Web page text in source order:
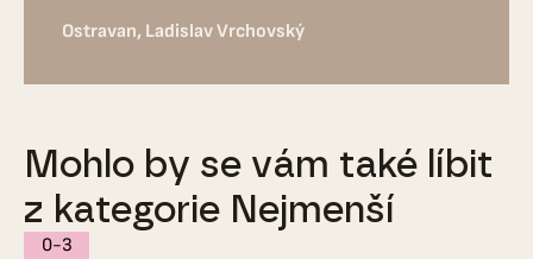
Ostravan, Ladislav Vrchovský
Mohlo by se vám také líbit
z kategorie Nejmenší
0-3